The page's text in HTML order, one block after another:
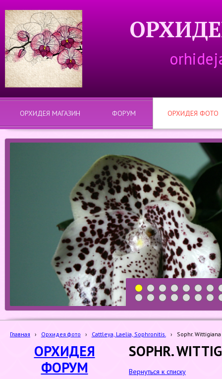
ОРХИДЕЯ МАГАЗИН ФОРУМ ОРХИДЕЯ ФОТО
1 2 3 4 5 6 7
8
19 20 21 22 23 24 25
Главная › Орхидея фото › Cattleya, Laelia, Sophronitis. › Sophr.
ОРХИДЕЯ
ФОРУМ
SOPHR.
Вернуться к списку